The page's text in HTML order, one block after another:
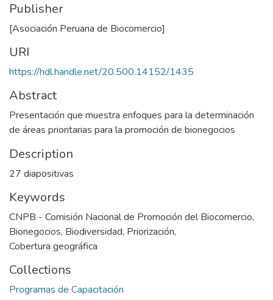
Publisher
[Asociación Peruana de Biocomercio]
URI
https://hdl.handle.net/20.500.14152/1435
Abstract
Presentación que muestra enfoques para la determinación
de áreas prioritarias para la promoción de bionegocios
Description
27 diapositivas
Keywords
CNPB - Comisión Nacional de Promoción del Biocomercio,
Bionegocios, Biodiversidad, Priorización,
Cobertura geográfica
Collections
Programas de Capacitación